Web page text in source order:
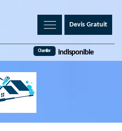
Devis Gratuit
Chantier indisponible